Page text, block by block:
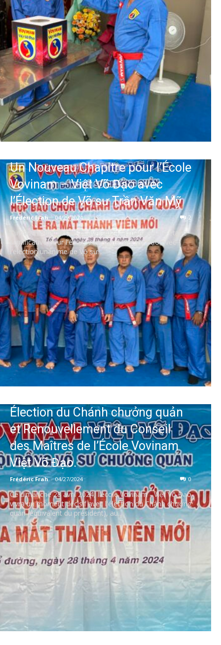
Un Nouveau Chapitre pour l’École
Vovinam – Việt Võ Đạo avec
l’Élection de Võ sư Trần Văn Mỹ
Frédéric Frah - 04/29/2024 2
Dimanche dernier, le 28 avril 2024, a marqué une étape
significative pour l'école Vovinam - Việt Võ Đạo avec
l'élection unanime de Võ sư...
Élection du Chánh chưởng quản
et Renouvellement du Conseil
des Maîtres de l’École Vovinam
Việt Võ Đạo.
Frédéric Frah - 04/27/2024 0
Ce dimanche 28 avril 2024, l'école Vovinam - Việt Võ Đạo
vivra un moment décisif avec l'élection du Chánh chưởng
quản (équivalent du président), au...